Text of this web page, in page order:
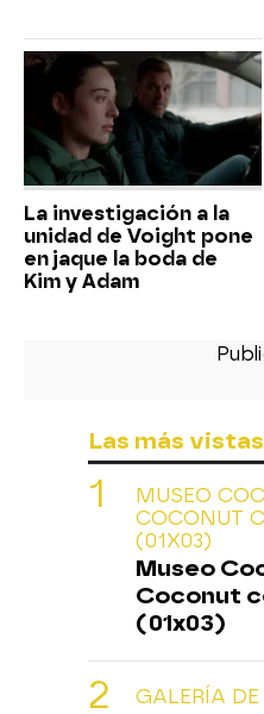
La investigación a la
unidad de Voight pone
en jaque la boda de
Kim y Adam
Las más vistas
MUSEO
COCONUT
(01X03)
Museo
Coconut
(01x03)
GALERÍA DE